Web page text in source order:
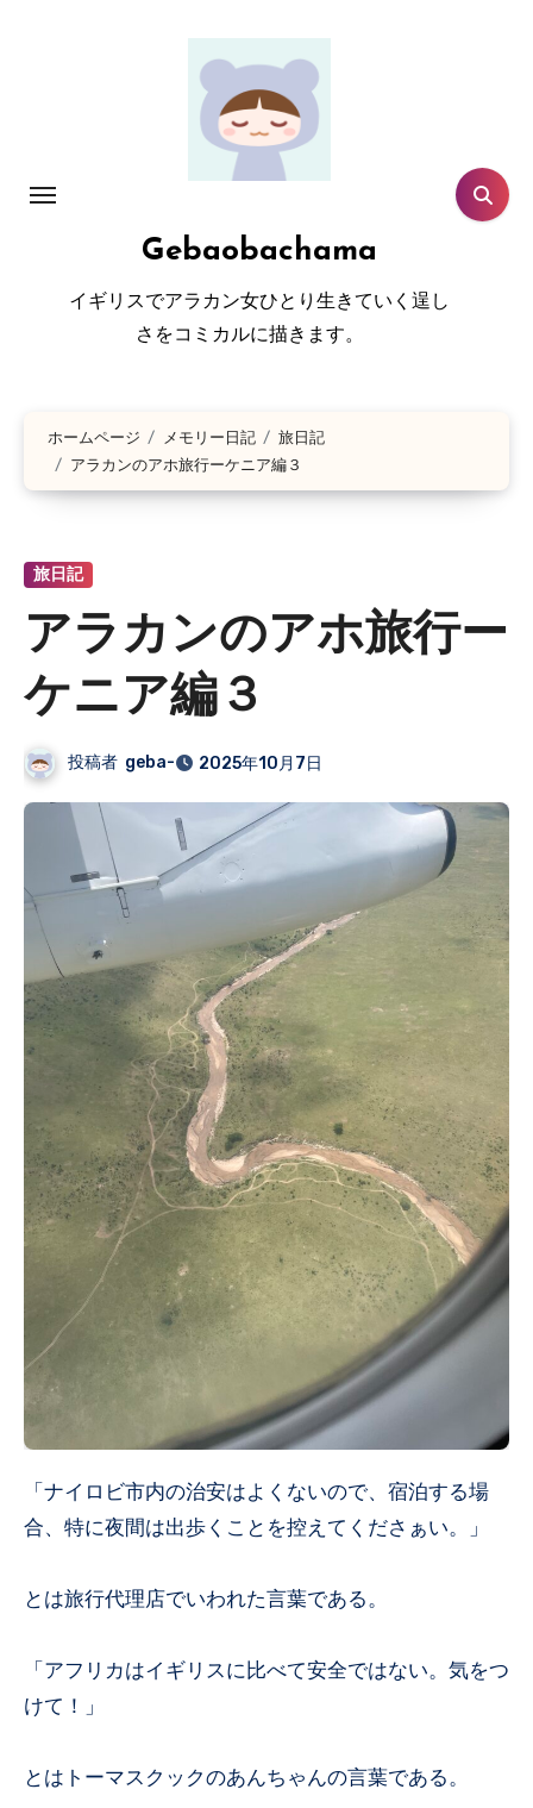
Gebaobachama
イギリスでアラカン女ひとり生きていく逞し
さをコミカルに描きます。
ホームページ メモリー日記
旅日記
アラカンのアホ旅行ーケニア編３
旅日記
アラカンのアホ旅行ー
ケニア編３
投稿者 geba- 2025年10月7日
「ナイロビ市内の治安はよくないので、宿泊する場
合、特に夜間は出歩くことを控えてくださぁい。」
とは旅行代理店でいわれた言葉である。
「アフリカはイギリスに比べて安全ではない。気をつ
けて！」
とはトーマスクックのあんちゃんの言葉である。